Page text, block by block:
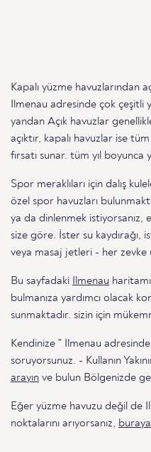
Kapalı yüzme havuzlarından
Ilmenau adresinde çok çeşitli
yandan Açık havuzlar
açıktır, kapalı havuzlar ise
fırsatı sunar. tüm yıl
Spor meraklıları için dalış
özel spor havuzları
ya da dinlenmek istiyorsanız,
size göre. İster su kaydırağı,
veya masaj jetleri - her zevke
Bu sayfadaki Ilmenau
bulmanıza yardımcı olacak
sunmaktadır. sizin için
Kendinize " Ilmenau
soruyorsunuz. - Kullanın
arayın ve bulun Bölgenizde
Eğer yüzme havuzu değil de
noktalarını arıyorsanız, buraya